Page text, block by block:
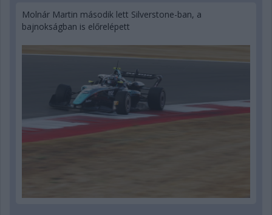
Molnár Martin második lett Silverstone-ban, a
bajnokságban is előrelépett